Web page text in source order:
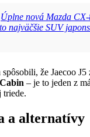
Úplne nová Mazda
najväčšie SUV
že Jaecoo J5
– je to jeden z
triede.
a alternatívy